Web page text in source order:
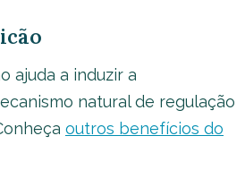
ajuda a induzir a
natural de regulação
outros benefícios do